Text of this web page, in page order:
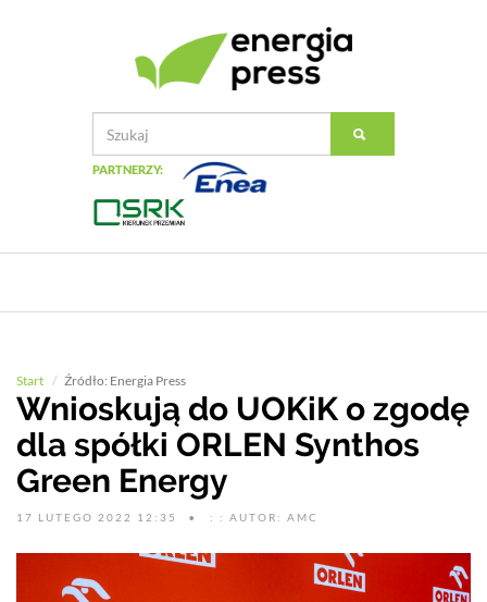
PARTNERZY:
Start Źródło: Energia Press
Wnioskują do UOKiK o zgodę
dla spółki ORLEN Synthos
Green Energy
17 LUTEGO 2022 12:35 : : AUTOR: AMC